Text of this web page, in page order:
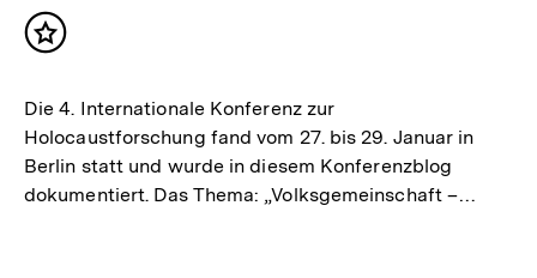
Inhalt
Die 4. Internationale Konferenz zur
Holocaustforschung fand vom 27. bis 29. Januar in
Berlin statt und wurde in diesem Konferenzblog
dokumentiert. Das Thema: „Volksgemeinschaft –…